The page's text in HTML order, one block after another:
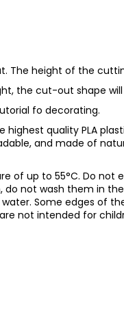
The height of the
the cut-out shape
fo decorating.
quality PLA
and made of
of up to 55°C. Do not
not wash them in
Some edges of
not intended for